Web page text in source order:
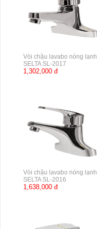
Vòi chậu lavabo nóng lạnh
SELTA SL-2017
1,302,000 đ
Vòi chậu lavabo nóng lạnh
SELTA SL-2016
1,638,000 đ